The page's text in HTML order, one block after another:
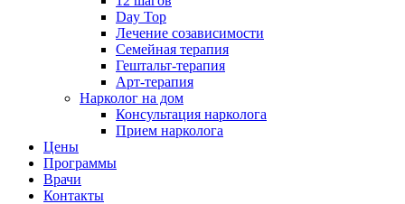
Day Top
Лечение созависимости
Семейная терапия
Гештальт-терапия
Арт-терапия
Нарколог на дом
Консультация нарколога
Прием нарколога
Цены
Программы
Врачи
Контакты